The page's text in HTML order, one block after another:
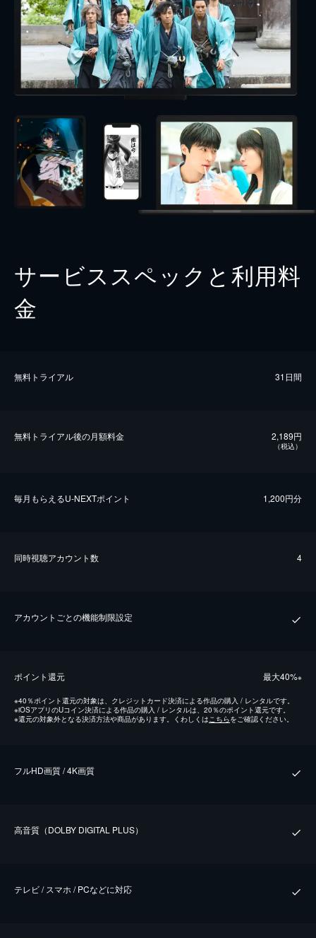
サービススペックと利用料
金
無料トライアル 31日間
無料トライアル後の⽉額料金 2,189円
（税込）
毎⽉もらえるU-NEXTポイント 1,200円分
同時視聴アカウント数 4
アカウントごとの機能制限設定
ポイント還元 最⼤40%※
※40％ポイント還元の対象は、クレジットカード決済による作品の購入 / レンタルです。
※iOSアプリのUコイン決済による作品の購入 / レンタルは、20％のポイント還元です。
※還元の対象外となる決済方法や商品があります。くわしくはこちらをご確認ください。
フルHD画質 / 4K画質
⾼⾳質（DOLBY DIGITAL PLUS）
テレビ / スマホ / PCなどに対応